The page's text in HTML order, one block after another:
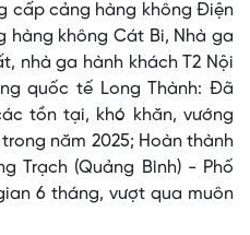
cấp cảng hàng không Điện
hàng không Cát Bi, Nhà ga
nhà ga hành khách T2 Nội
quốc tế Long Thành: Đã
tồn tại, khó khăn, vướng
năm 2025; Hoàn thành
Trạch (Quảng Bình) - Phố
6 tháng, vượt qua muôn